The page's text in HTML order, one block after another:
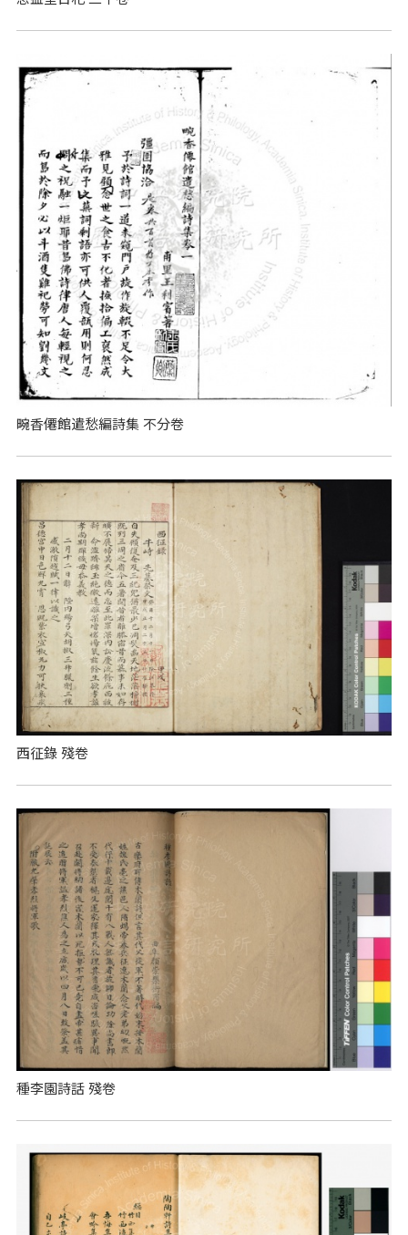
畹香僊館遣愁編詩集 不分卷
西征錄 殘卷
種李園詩話 殘卷